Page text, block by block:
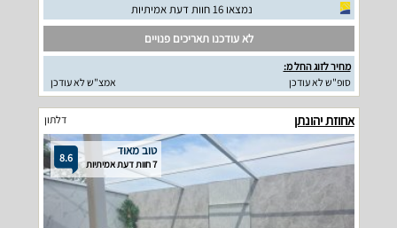
נמצאו 16 חוות דעת אמיתיות
לא עודכנו תאריכים פנויים
מחיר לזוג החל מ:
סופ"ש לא עודכן
אמצ"ש לא עודכן
אחוזת יהונתן דלתון
8.6 טוב מאוד
7 חוות דעת אמיתיות